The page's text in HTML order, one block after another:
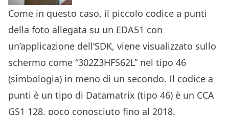
Come in questo caso, il piccolo codice a punti
della foto allegata su un EDA51 con
un’applicazione dell’SDK, viene visualizzato sullo
schermo come “302Z3HFS62L” nel tipo 46
(simbologia) in meno di un secondo. Il codice a
punti è un tipo di Datamatrix (tipo 46) è un CCA
GS1 128, poco conosciuto fino al 2018.